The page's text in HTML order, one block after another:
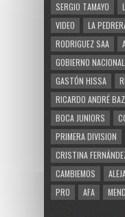
SERGIO TAMAYO
VIDEO
LA
RODRIGUEZ SAA
GOBIERNO NACIONAL
GASTÓN HISSA
RICARDO ANDRÉ
BOCA JUNIORS
PRIMERA DIVISION
CRISTINA
CAMBIEMOS
PRO
AFA